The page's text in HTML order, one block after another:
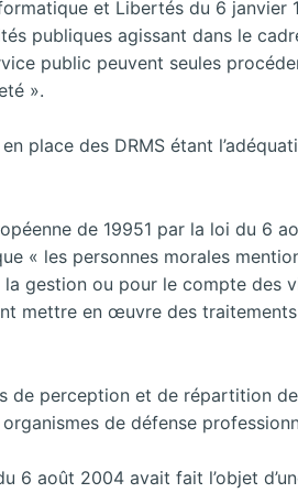
et Libertés du 6
publiques agissant dans le
public peuvent seules
».
place des DRMS étant
de 19951 par la loi du 6
« les personnes morales
gestion ou pour le compte des
mettre en œuvre des
de perception et de répartition
de défense
6 août 2004 avait fait l’objet